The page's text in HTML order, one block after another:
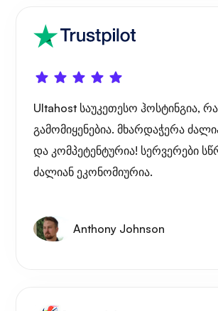
Ultahost საუკეთესო ჰოსტინგია,
გამომიყენებია. მხარდაჭერა
და კომპეტენტურია! სერვერები
ძალიან ეკონომიურია.
Anthony Johnson